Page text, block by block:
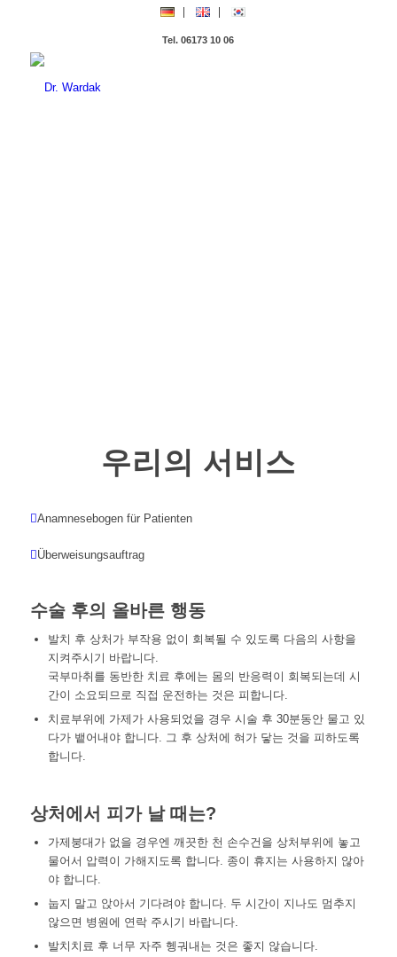
Tel. 06173 10 06
우리의 서비스
Anamnesebogen für Patienten
Überweisungsauftrag
수술 후의 올바른 행동
발치 후 상처가 부작용 없이 회복될 수 있도록 다음의 사항을
지켜주시기 바랍니다.
국부마취를 동반한 치료 후에는 몸의 반응력이 회복되는데 시
간이 소요되므로 직접 운전하는 것은 피합니다.
치료부위에 가제가 사용되었을 경우 시술 후 30분동안 물고 있
다가 뱉어내야 합니다. 그 후 상처에 혀가 닿는 것을 피하도록
합니다.
상처에서 피가 날 때는?
가제붕대가 없을 경우엔 깨끗한 천 손수건을 상처부위에 놓고
물어서 압력이 가해지도록 합니다. 종이 휴지는 사용하지 않아
야 합니다.
눕지 말고 앉아서 기다려야 합니다. 두 시간이 지나도 멈추지
않으면 병원에 연락 주시기 바랍니다.
발치치료 후 너무 자주 헹궈내는 것은 좋지 않습니다.